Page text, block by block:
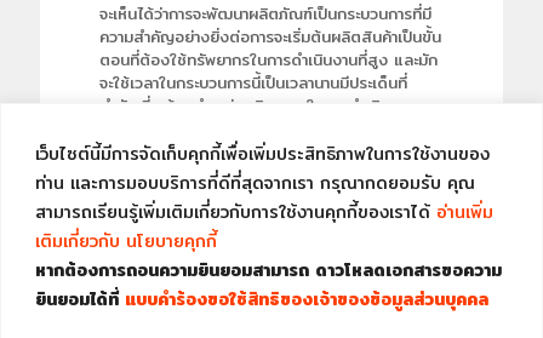
เว็บไซต์นี้มีการจัดเก็บคุกกี้เพื่อเพิ่มประสิทธิภาพในการใช้งานของ
ท่าน และการมอบบริการที่ดีที่สุดจากเรา กรุณากดยอมรับ คุณ
สามารถเรียนรู้เพิ่มเติมเกี่ยวกับการใช้งานคุกกี้ของเราได้ อ่านเพิ่ม
เติมเกี่ยวกับ นโยบายคุกกี้
หากต้องการถอนความยินยอมสามารถ ดาวโหลดเอกสารขอความ
ยินยอมได้ที่ แบบคำร้องขอใช้สิทธิของเจ้าของข้อมูลส่วนบุคคล
จะเห็นได้ว่าการจะพัฒนาผลิตภัณฑ์เป็นกระบวนการที่มี
ความสำคัญอย่างยิ่งต่อการจะเริ่มต้นผลิตสินค้าเป็นขั้น
ตอนที่ต้องใช้ทรัพยากรในการดำเนินงานที่สูง และมัก
จะใช้เวลาในกระบวนการนี้เป็นเวลานานมีประเด็นที่
สำคัญที่จะต้องนำมาร่วมพิจารณาในการดำเนินการ
สนับสนุนกัน การมีหน่วยงานวิจัยและพัฒนาในองค์กร
จึงเป็นการเพิ่มความสะดวกและรวดเร็วให้กับ
กระบวนการพัฒนาผลิตภัณฑ์ใหม่ เนื่องจากจะมีความ
เข้าใจโครงสร้างการดำเนินงานบริบท และความ
ต้องการขององค์กรสามารถประเมินความเป็นไปได้ใน
การดำเนินกิจกรรมแต่ละขั้นตอนที่เกี่ยวข้องให้เป็นไป
ได้อย่างต่อเนื่องและมีประสิทธิภาพสูงสุดเพื่อพัฒนา
และส่งมอบผลิตภัณฑ์ที่มีคุณภาพออกสู่ผู้บริโภค